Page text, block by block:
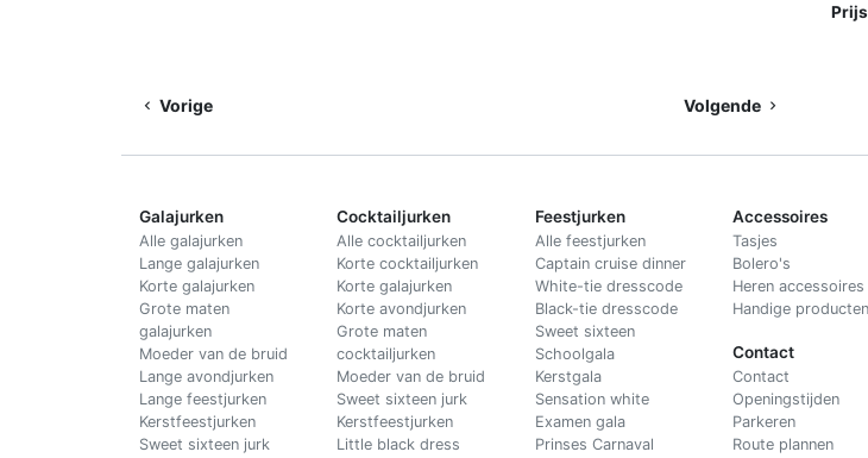
Vorige Volgende
Galajurken
Alle galajurken
Lange galajurken
Korte galajurken
Grote maten
galajurken
Moeder van de bruid
Lange avondjurken
Lange feestjurken
Kerstfeestjurken
Sweet sixteen jurk
Cocktailjurken
Alle cocktailjurken
Korte cocktailjurken
Korte galajurken
Korte avondjurken
Grote maten
cocktailjurken
Moeder van de bruid
Sweet sixteen jurk
Kerstfeestjurken
Little black dress
Feestjurken
Alle feestjurken
Captain cruise dinner
White-tie dresscode
Black-tie dresscode
Sweet sixteen
Schoolgala
Kerstgala
Sensation white
Examen gala
Prinses Carnaval
Accessoires
Tasjes
Bolero's
Heren accessoires
Handige producten
Contact
Contact
Openingstijden
Parkeren
Route plannen